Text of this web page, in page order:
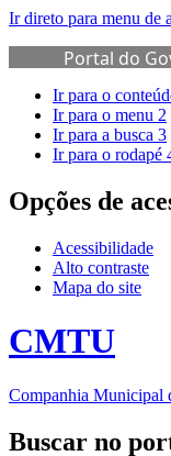
Ir direto para menu de
Portal do
de Governo
Ir para o
Ir para o menu 2
Ir para a busca 3
Ir para o rodapé
Opções de
Acessibilidade
Alto contraste
Mapa do site
CMTU
Companhia Municipal
Buscar no